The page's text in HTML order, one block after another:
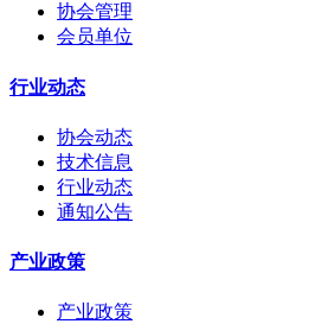
协会管理
会员单位
行业动态
协会动态
技术信息
行业动态
通知公告
产业政策
产业政策